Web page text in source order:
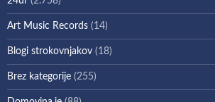
Art Music Records (14)
Blogi strokovnjakov (18)
Brez kategorije (255)